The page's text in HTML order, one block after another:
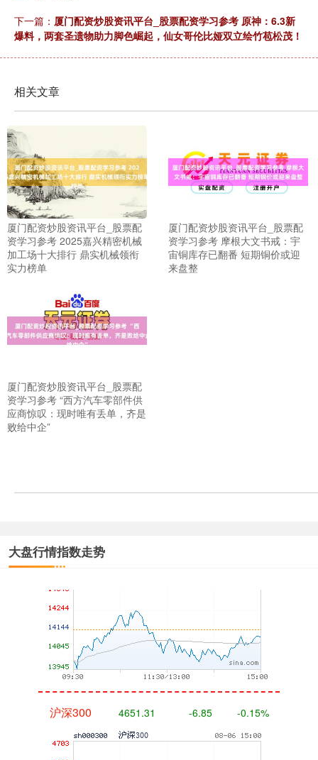
下一篇： 厦门配资炒股资讯平台_股票配资学习参考 原神：6.3新
爆料，两套圣遗物助力脚色崛起，仙女哥伦比娅双立绘竹苞松茂！
相关文章
厦门配资炒股资讯平台_股票配
资学习参考 2025嘉兴精密机械
加工场十大排行 鼎实机械领衔
实力榜单
厦门配资炒股资讯平台_股票配
资学习参考 摩根大文书戒：宇
宙铜库存已翻番 短期铜价或迎
来盘整
厦门配资炒股资讯平台_股票配
资学习参考 “西方汽车零部件供
应商惊叹：现时唯有丢单，齐是
败给中企”
大盘行情指数走势
上证综指 3900.35
沪深300 4651.31 -6.85 -0.15%